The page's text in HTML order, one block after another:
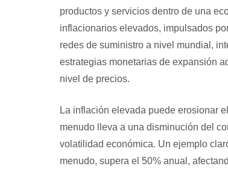
productos y servicios dentro de una
inflacionarios elevados, impulsados
redes de suministro a nivel mundial,
estrategias monetarias de expansión
nivel de precios.
La inflación elevada puede erosionar
menudo lleva a una disminución del
volatilidad económica. Un ejemplo
menudo, supera el 50% anual,